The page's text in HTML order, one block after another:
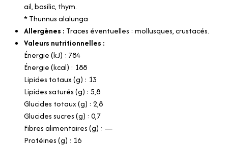
ail, basilic, thym.
* Thunnus alalunga
Allergènes : Traces éventuelles : mollusques, crustacés.
Valeurs nutritionnelles :
Énergie (kJ) : 784
Énergie (kcal) : 188
Lipides totaux (g) : 13
Lipides saturés (g) : 5,8
Glucides totaux (g) : 2,8
Glucides sucres (g) : 0,7
Fibres alimentaires (g) : —
Protéines (g) : 16